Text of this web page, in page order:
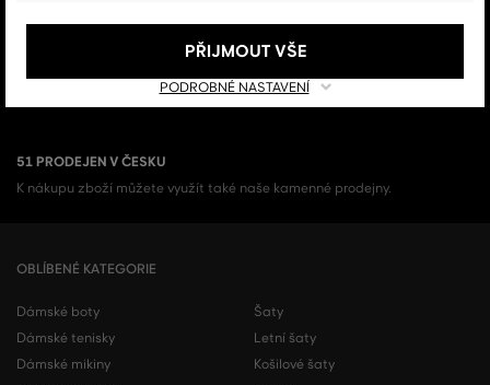
Doprava nad 1 999 Kč je vždy zdarma, za vrácení zboží u nás nikdy
51 PRODEJEN V ČESKU
K nákupu zboží můžete využít také naše kamenné prodejny.
OBLÍBENÉ KATEGORIE
Dámské boty
Dámské tenisky
Dámské mikiny
Šaty
Letní šaty
Košilové šaty
PODROBNÉ NASTAVENÍ
PŘIJMOUT VŠE